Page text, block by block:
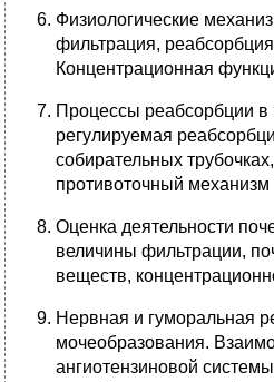
Физиологические
фильтрация,
Концентрационная
Процессы реабсорбции
регулируемая
собирательных
противоточный
Оценка деятельности
величины фильтрации,
веществ,
Нервная и гуморальная
мочеобразования.
ангиотензиновой